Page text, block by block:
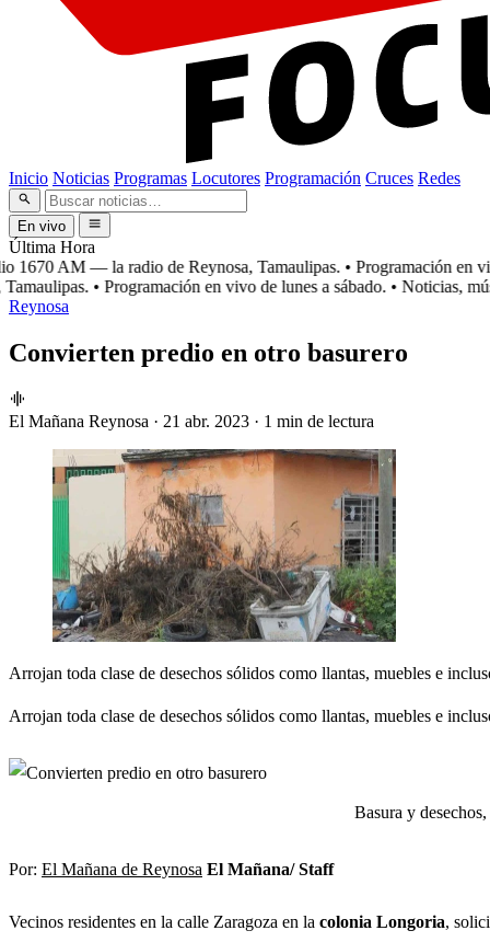
Inicio Noticias Programas Locutores Programación Cruces Redes
En vivo
Última Hora
AM — la radio de Reynosa, Tamaulipas. • Programación en vivo
• Programación en vivo de lunes a sábado. • Noticias,
Reynosa
Convierten predio en otro basurero
El Mañana Reynosa · 21 abr. 2023 · 1 min de lectura
Arrojan toda clase de desechos sólidos como llantas, muebles e
Arrojan toda clase de desechos sólidos como llantas, muebles e
Basura y
Por: El Mañana de Reynosa El Mañana/ Staff
Vecinos residentes en la calle Zaragoza en la colonia Longoria,